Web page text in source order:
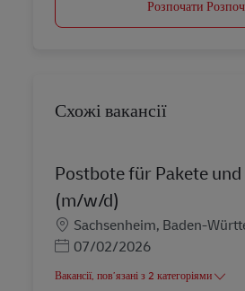
Розпочати
Схожі вакансії
Postbote für Pakete
(m/w/d)
Місцезнаходження
Sachsenheim, Baden-
Posted Date
07/02/2026
Вакансії, пов’язані з 2 категоріями